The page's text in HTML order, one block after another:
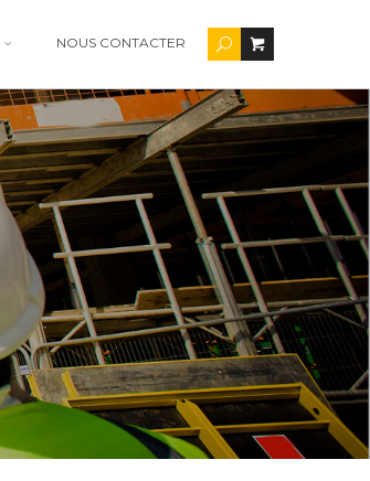
NOUS CONTACTER